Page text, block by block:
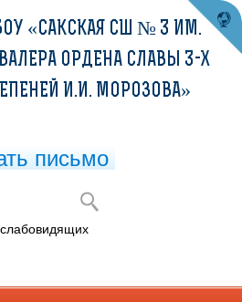
«САКСКАЯ СШ № 3 ИМ.
ОРДЕНА СЛАВЫ 3-Х
И.И. МОРОЗОВА»
письмо